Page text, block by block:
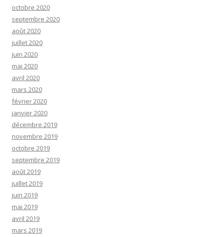
octobre 2020
septembre 2020
août 2020
juillet 2020
juin 2020
mai 2020
avril 2020
mars 2020
février 2020
janvier 2020
décembre 2019
novembre 2019
octobre 2019
septembre 2019
août 2019
juillet 2019
juin 2019
mai 2019
avril 2019
mars 2019